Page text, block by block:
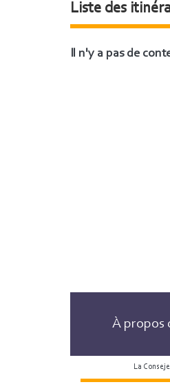
Liste des
Il n'y a pas de
À propos
La